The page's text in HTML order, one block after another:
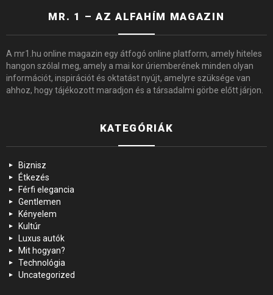
MR. 1 – AZ ALFAHÍM MAGAZIN
A mr1.hu online magazin egy átfogó online platform, amely hiteles
hangon szólal meg, amely a mai kor úriemberének minden olyan
információt, inspirációt és oktatást nyújt, amelyre szüksége van
ahhoz, hogy tájékozott maradjon és a társadalmi görbe előtt járjon.
KATEGÓRIÁK
Biznisz
Étkezés
Férfi elegancia
Gentlemen
Kényelem
Kultúr
Luxus autók
Mit hogyan?
Technológia
Uncategorized